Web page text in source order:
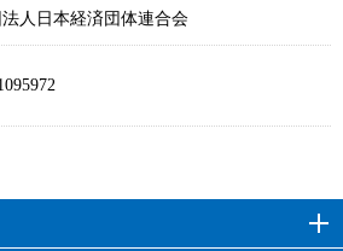
人日本経済団体連合会